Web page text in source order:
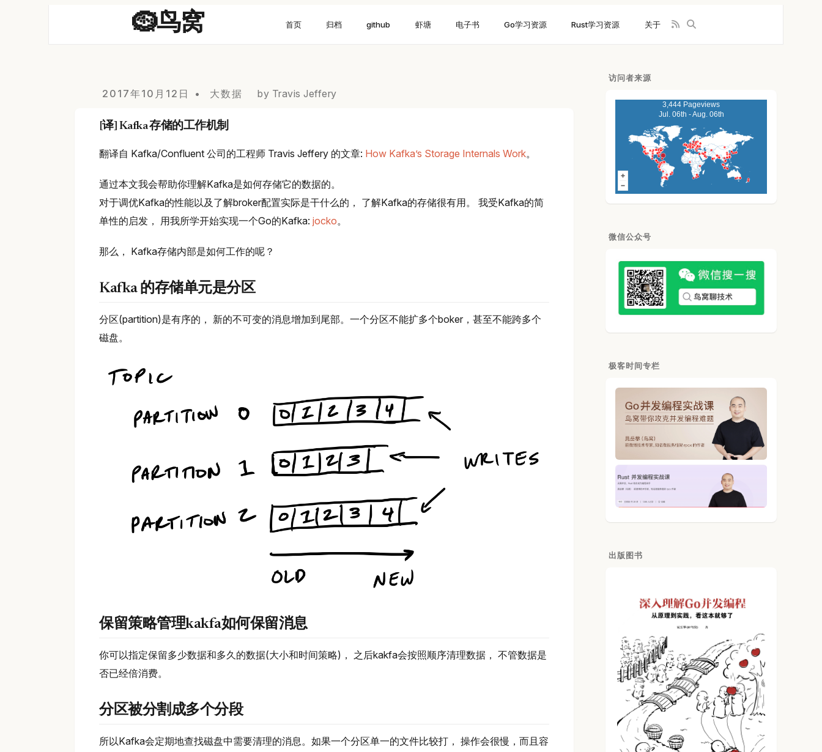
🪹鸟窝 首页 归档 github 虾塘 电子书 Go学习资源 Rust学习资源 关于
2017年10月12日 大数据 by Travis Jeffery
[译] Kafka 存储的工作机制
翻译自 Kafka/Confluent 公司的工程师 Travis Jeffery 的文章: How Kafka’s Storage Internals Work。
通过本文我会帮助你理解Kafka是如何存储它的数据的。
对于调优Kafka的性能以及了解broker配置实际是干什么的， 了解Kafka的存储很有用。 我受Kafka的简
单性的启发， 用我所学开始实现一个Go的Kafka: jocko。
那么， Kafka存储内部是如何工作的呢？
Kafka 的存储单元是分区
分区(partition)是有序的， 新的不可变的消息增加到尾部。一个分区不能扩多个boker，甚至不能跨多个
磁盘。
保留策略管理kakfa如何保留消息
你可以指定保留多少数据和多久的数据(大小和时间策略)， 之后kakfa会按照顺序清理数据， 不管数据是
否已经倍消费。
分区被分割成多个分段
所以Kafka会定期地查找磁盘中需要清理的消息。如果一个分区单一的文件比较打， 操作会很慢，而且容
访问者来源
3,444 Pageviews
Jul. 06th - Aug. 06th
微信公众号
极客时间专栏
出版图书